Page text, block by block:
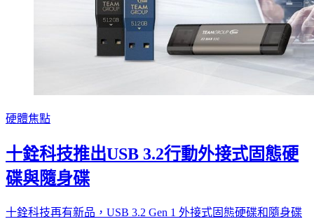
硬體焦點
十銓科技推出USB 3.2行動外接式固態硬
碟與隨身碟
十銓科技再有新品，USB 3.2 Gen 1 外接式固態硬碟和隨身碟